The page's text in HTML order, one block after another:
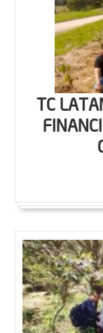
TC